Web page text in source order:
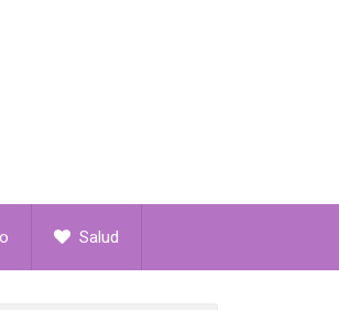
Salud